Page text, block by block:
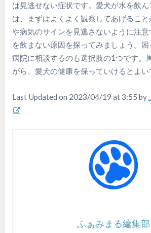
は見逃せない症状です。愛犬が水を飲ん
は、まずはよくよく観察してあげるこ
や病気のサインを見逃さないように注
を飲まない原因を探ってみましょう。
病院に相談するのも選択肢の1つです。
がら、愛犬の健康を保っていけるとよい
Last Updated on 2023/04/19 at 3:55 by
ふぁみまる編集部